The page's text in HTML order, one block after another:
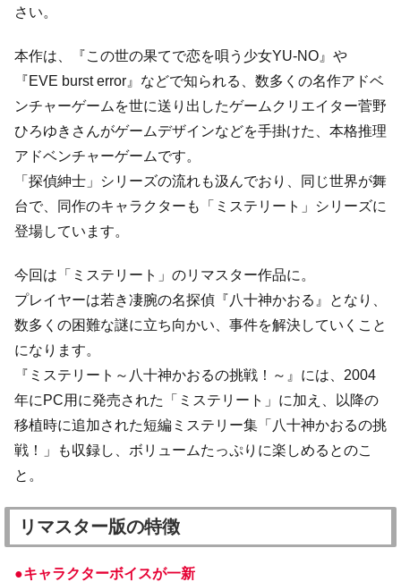
さい。
本作は、『この世の果てで恋を唄う少女YU-NO』や
『EVE burst error』などで知られる、数多くの名作アドベ
ンチャーゲームを世に送り出したゲームクリエイター菅野
ひろゆきさんがゲームデザインなどを手掛けた、本格推理
アドベンチャーゲームです。
「探偵紳士」シリーズの流れも汲んでおり、同じ世界が舞
台で、同作のキャラクターも「ミステリート」シリーズに
登場しています。
今回は「ミステリート」のリマスター作品に。
プレイヤーは若き凄腕の名探偵『八十神かおる』となり、
数多くの困難な謎に立ち向かい、事件を解決していくこと
になります。
『ミステリート～八十神かおるの挑戦！～』には、2004
年にPC用に発売された「ミステリート」に加え、以降の
移植時に追加された短編ミステリー集「八十神かおるの挑
戦！」も収録し、ボリュームたっぷりに楽しめるとのこ
と。
リマスター版の特徴
●キャラクターボイスが一新